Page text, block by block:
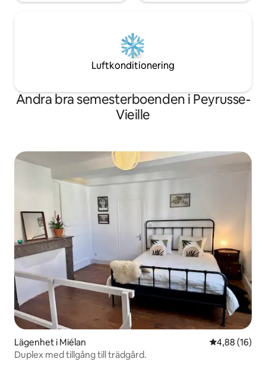
Luftkonditionering
Andra bra semesterboenden i Peyrusse-
Vieille
Lägenhet i Miélan 4,88 av 5 i
4,88 (16)
Duplex med tillgång till trädgård.